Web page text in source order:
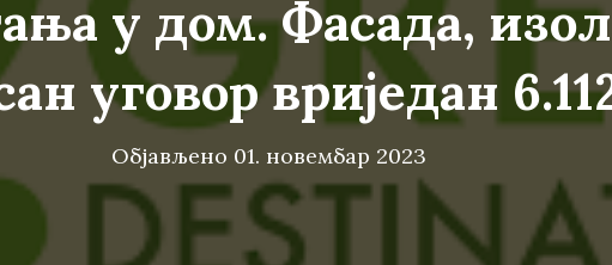
у дом. Фасада,
уговор вриједан
Објављено 01. новембар 2023